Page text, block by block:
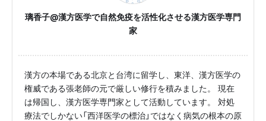
璃香子@漢方医学で自然免疫を活性化させる漢方医学専門
家
漢方の本場である北京と台湾に留学し、東洋、漢方医学の
権威である張老師の元で厳しい修行を積みました。 現在
は帰国し、漢方医学専門家として活動しています。 対処
療法でしかない「西洋医学の標治」ではなく病気の根本の原